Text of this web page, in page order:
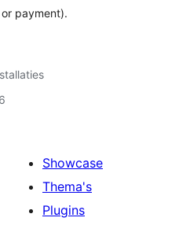
payment).
Showcase
Thema's
Plugins